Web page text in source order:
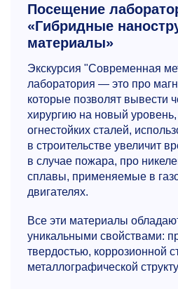
Посещение
«Гибридные
материалы»
Экскурсия "Современная
лаборатория — это про
которые позволят вывести
хирургию на новый уровень,
огнестойких сталей,
в строительстве увеличит
в случае пожара, про
сплавы, применяемые в
двигателях.
Все эти материалы
уникальными свойствами:
твердостью, коррозионной
металлографической